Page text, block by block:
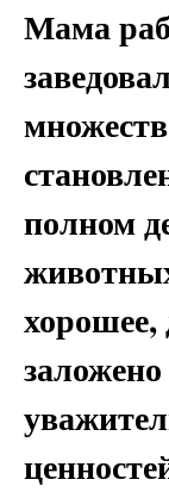
Мама
полном
хорошее,